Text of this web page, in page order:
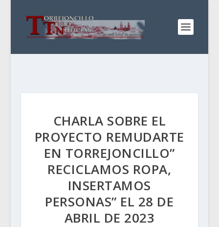
CHARLA SOBRE EL
PROYECTO REMUDARTE
EN TORREJONCILLO”
RECICLAMOS ROPA,
INSERTAMOS
PERSONAS” EL 28 DE
ABRIL DE 2023